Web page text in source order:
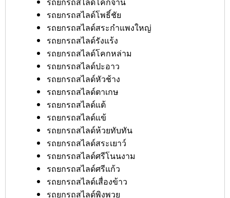
รถยกรถสไลด์โพธิ์ชัย
รถยกรถสไลด์สระกำแพงใหญ่
รถยกรถสไลด์รังแร้ง
รถยกรถสไลด์โคกหล่าม
รถยกรถสไลด์ปะอาว
รถยกรถสไลด์หัวช้าง
รถยกรถสไลด์ตาเกษ
รถยกรถสไลด์แต้
รถยกรถสไลด์แข้
รถยกรถสไลด์ห้วยทับทัน
รถยกรถสไลด์สระเยาว์
รถยกรถสไลด์ศรีโนนงาม
รถยกรถสไลด์ศรีแก้ว
รถยกรถสไลด์เสื่องข้าว
รถยกรถสไลด์พิงพวย